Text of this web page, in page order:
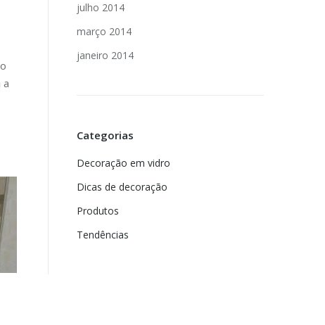
a
julho 2014
março 2014
janeiro 2014
Categorias
Decoração em vidro
Dicas de decoração
Produtos
Tendências